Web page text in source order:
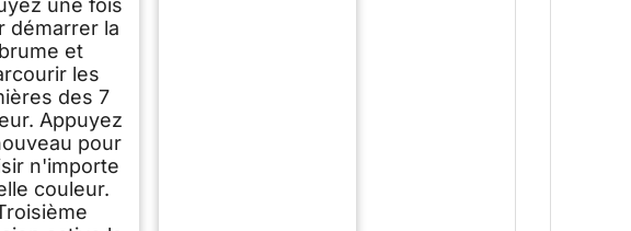
une fois
démarrer la
brume et
les
des 7
Appuyez
pour
n'importe
couleur.